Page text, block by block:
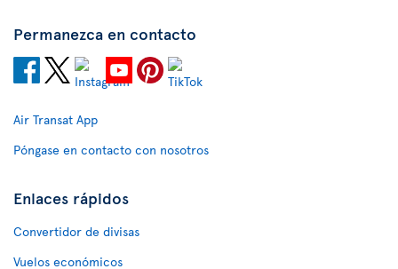
Permanezca en contacto
Air Transat App
Póngase en contacto con nosotros
Enlaces rápidos
Convertidor de divisas
Vuelos económicos